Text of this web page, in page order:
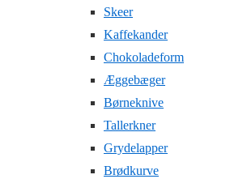
Skeer
Kaffekander
Chokoladeform
Æggebæger
Børneknive
Tallerkner
Grydelapper
Brødkurve